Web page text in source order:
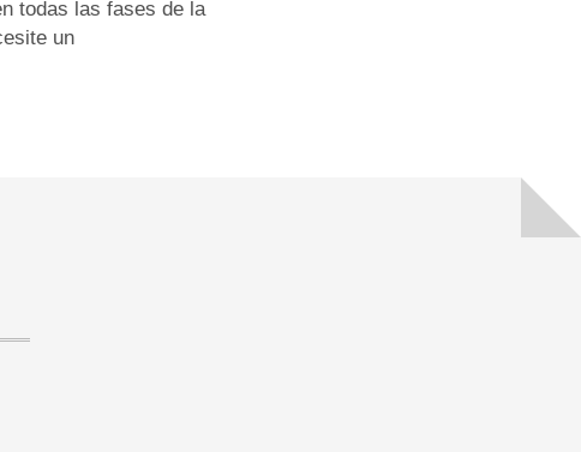
todas las fases de la
un